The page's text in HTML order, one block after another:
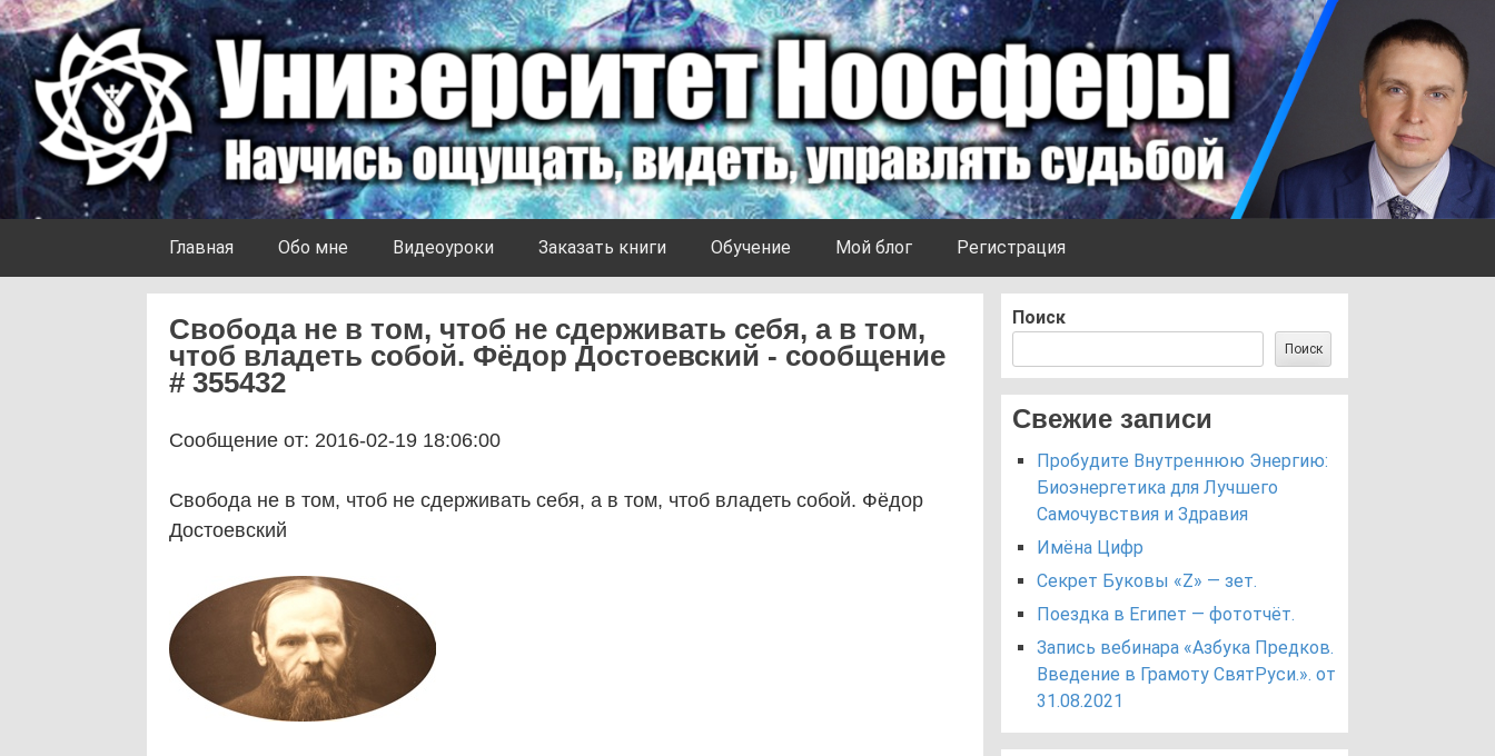
Университет Ноосферы
Главная Обо мне Видеоуроки Заказать книги Обучение Мой блог Регистрация
Свобода не в том, чтоб не сдерживать себя, а в том,
чтоб владеть собой. Фёдор Достоевский - сообщение
# 355432
Сообщение от: 2016-02-19 18:06:00
Свобода не в том, чтоб не сдерживать себя, а в том, чтоб владеть собой. Фёдор
Достоевский
Поиск
Поиск
Свежие записи
Пробудите Внутреннюю Энергию:
Биоэнергетика для Лучшего
Самочувствия и Здравия
Имёна Цифр
Секрет Буковы «Z» — зет.
Поездка в Египет — фототчёт.
Запись вебинара «Азбука Предков.
Введение в Грамоту СвятРуси.». от
31.08.2021